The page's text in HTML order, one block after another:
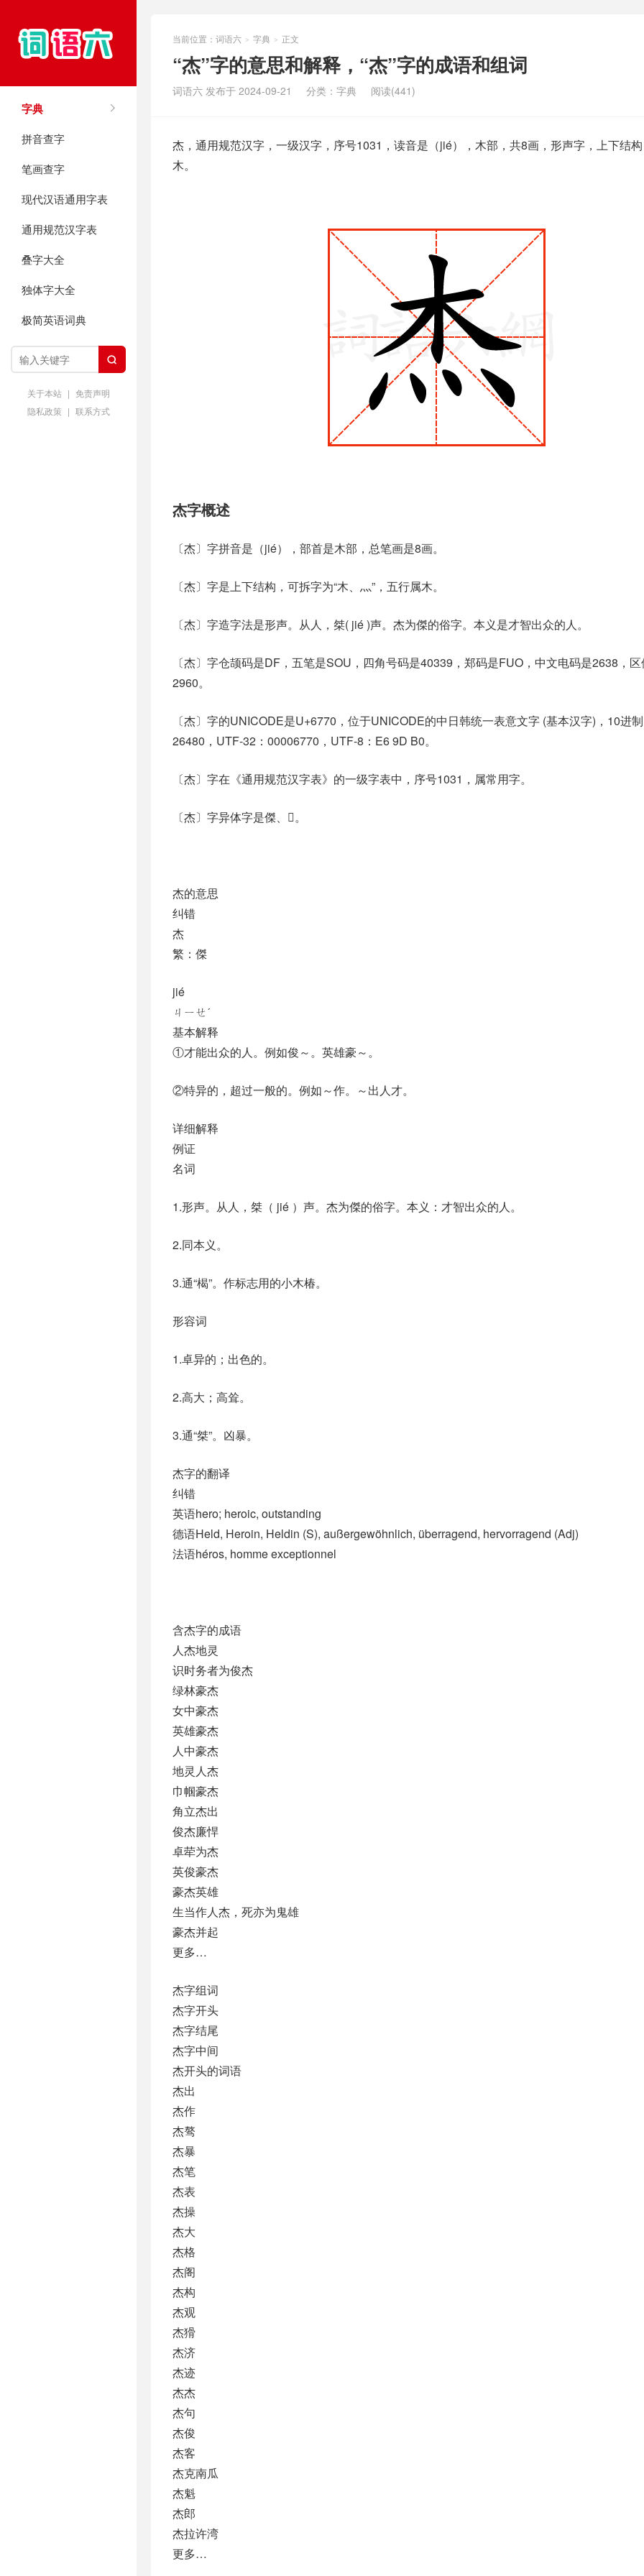
字典
拼音查字
笔画查字
现代汉语通用字表
通用规范汉字表
叠字大全
独体字大全
极简英语词典

关于本站 | 免责声明
隐私政策 | 联系方式
当前位置： 词语六 > 字典 > 正文
“杰”字的意思和解释，“杰”字的成语和组词
词语六 发布于 2024-09-21 分类： 字典 阅读(441)
杰，通用规范汉字，一级汉字，序号1031，读音是（jié），木部，共8画，形声字，上下结
木。
杰字概述
〔杰〕字拼音是（jié），部首是木部，总笔画是8画。
〔杰〕字是上下结构，可拆字为“木、灬”，五行属木。
〔杰〕字造字法是形声。从人，桀( jié )声。杰为傑的俗字。本义是才智出众的人。
〔杰〕字仓颉码是DF，五笔是SOU，四角号码是40339，郑码是FUO，中文电码是2638，
2960。
〔杰〕字的UNICODE是U+6770，位于UNICODE的中日韩统一表意文字 (基本汉字)，10进制
26480，UTF-32：00006770，UTF-8：E6 9D B0。
〔杰〕字在《通用规范汉字表》的一级字表中，序号1031，属常用字。
〔杰〕字异体字是傑、𣎶。
杰的意思
纠错
杰
繁：傑
jié
ㄐㄧㄝˊ
基本解释
①才能出众的人。例如俊～。英雄豪～。
②特异的，超过一般的。例如～作。～出人才。
详细解释
例证
名词
1.形声。从人，桀（ jié ）声。杰为傑的俗字。本义：才智出众的人。
2.同本义。
3.通“楬”。作标志用的小木椿。
形容词
1.卓异的；出色的。
2.高大；高耸。
3.通“桀”。凶暴。
杰字的翻译
纠错
英语hero; heroic, outstanding
德语Held, Heroin, Heldin (S)​, außergewöhnlich, überragend, hervorragend (Adj)
法语héros, homme exceptionnel
含杰字的成语
人杰地灵
识时务者为俊杰
绿林豪杰
女中豪杰
英雄豪杰
人中豪杰
地灵人杰
巾帼豪杰
角立杰出
俊杰廉悍
卓荦为杰
英俊豪杰
豪杰英雄
生当作人杰，死亦为鬼雄
豪杰并起
更多…
杰字组词
杰字开头
杰字结尾
杰字中间
杰开头的词语
杰出
杰作
杰骜
杰暴
杰笔
杰表
杰操
杰大
杰格
杰阁
杰构
杰观
杰猾
杰济
杰迹
杰杰
杰句
杰俊
杰客
杰克南瓜
杰魁
杰郎
杰拉许湾
更多…